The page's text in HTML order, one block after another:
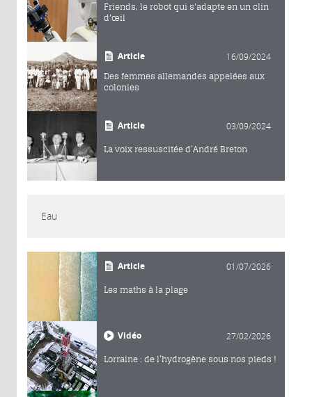
Friends, le robot qui s'adapte en un clin
d'œil
Article 16/09/2024
Des femmes allemandes appelées aux
colonies
Article 03/09/2024
La voix ressuscitée d’André Breton
Eau
Article 01/07/2026
Les maths à la plage
Vidéo 27/02/2026
Lorraine : de l’hydrogène sous nos pieds !